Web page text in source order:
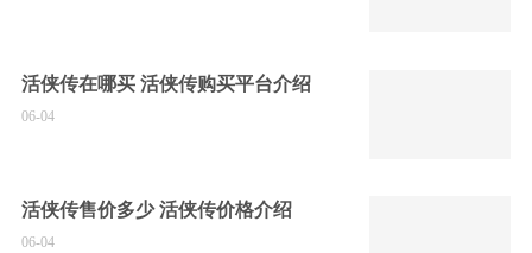
活侠传在哪买 活侠传购买平台介绍
06-04
活侠传售价多少 活侠传价格介绍
06-04